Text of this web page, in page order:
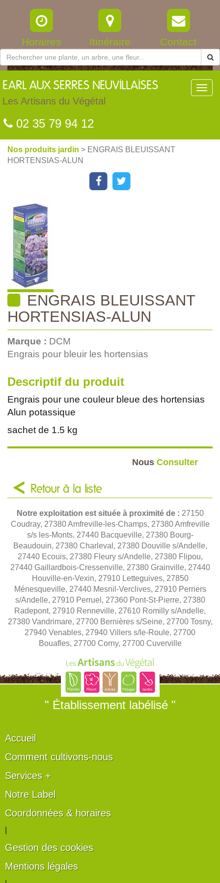
Horaires Itinéraire Contact
EARL AUX SERRES NEUVILLAISES
Les Artisans du Végétal
02 35 79 94 12
Nos produits jardin > ENGRAIS BLEUISSANT
HORTENSIAS-ALUN
ENGRAIS BLEUISSANT
HORTENSIAS-ALUN
Marque : DCM
Engrais pour bleuir les hortensias
Descriptif du produit
Engrais pour une couleur bleue des hortensias
Alun potassique
sachet de 1.5 kg
Nous Consulter
Retour à la liste
Notre exploitation est située à proximité de : 27150
Coudray, 27380 Amfreville-les-Champs, 27380 Amfreville
s/s les-Monts, 27440 Bacqueville, 27380 Bourg-
Beaudouin, 27380 Charleval, 27380 Douville s/Andelle,
27440 Ecouis, 27380 Fleury s/Andelle, 27380 Flipou,
27440 Gaillardbois-Cressenville, 27380 Grainville, 27440
Houville-en-Vexin, 27910 Letteguives, 27850
Ménesqueville, 27440 Mesnil-Verclives, 27910 Perriers
s/Andelle, 27910 Perruel, 27360 Pont-St-Pierre, 27380
Radepont, 27910 Renneville, 27610 Romilly s/Andelle,
27380 Vandrimare, 27700 Bernières s/Seine, 27700 Tosny,
27940 Venables, 27940 Villers s/le-Roule, 27700
Bouafles, 27700 Corny, 27700 Cuverville
" Établissement labélisé "
Accueil
Comment cultivons-nous
Services +
Notre Label
Coordonnées & horaires
Gestion des cookies
Mentions légales